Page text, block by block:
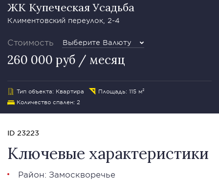
ЖК Купеческая Усадьба
Климентовский переулок, 2-4
Стоимость Выберите Валюту
260 000 руб / месяц
Тип объекта: Квартира
Площадь: 115 м²
Количество спален: 2
ID 23223
Ключевые характеристики
Район: Замоскворечье